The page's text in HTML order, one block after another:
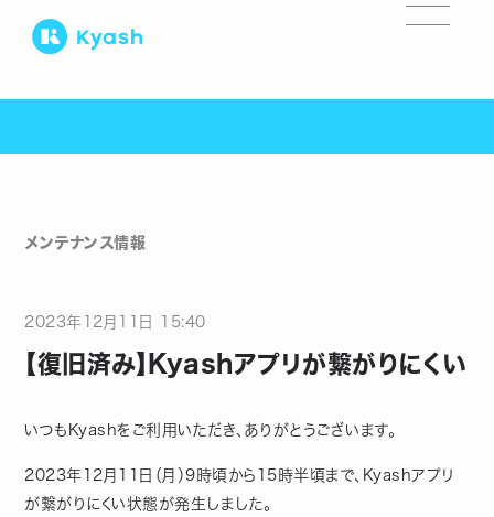
メンテナンス情報
2023年 12 月 日 15:40
【復旧済み】Kyashアプリが繋がりにくい
いつもKyashをご利用いただき、ありがとうございます。
2023年12月11日（月）9時頃から15時半頃まで、Kyashアプリ
が繋がりにくい状態が発生しました。